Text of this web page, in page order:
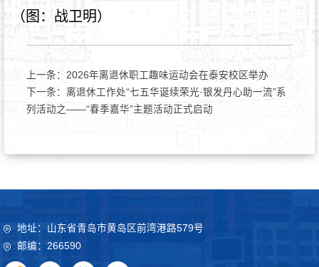
（图：战卫明）
上一条： 2026年离退休职工趣味运动会在泰安校区举办
下一条： 离退休工作处“七五华诞续荣光·银发丹心助一流”系
列活动之——“春季嘉华”主题活动正式启动
地址：山东省青岛市黄岛区前湾港路579号
邮编：266590